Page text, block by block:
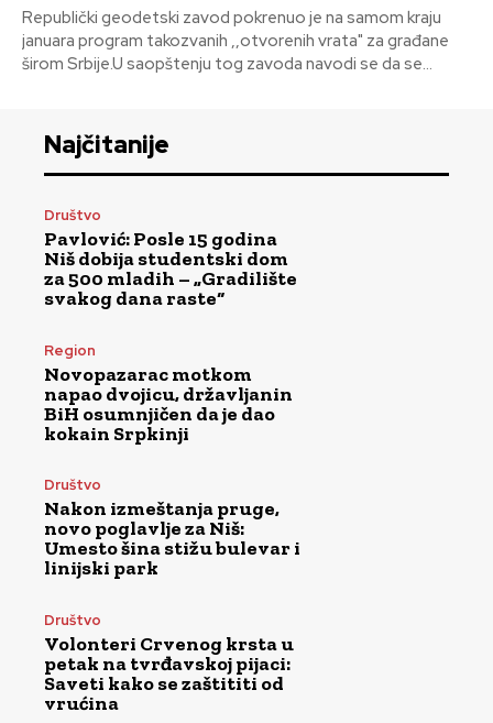
Republički geodetski zavod pokrenuo je na samom kraju
januara program takozvanih ,,otvorenih vrata" za građane
širom Srbije.U saopštenju tog zavoda navodi se da se...
Najčitanije
Društvo
Pavlović: Posle 15 godina
Niš dobija studentski dom
za 500 mladih – „Gradilište
svakog dana raste“
Region
Novopazarac motkom
napao dvojicu, državljanin
BiH osumnjičen da je dao
kokain Srpkinji
Društvo
Nakon izmeštanja pruge,
novo poglavlje za Niš:
Umesto šina stižu bulevar i
linijski park
Društvo
Volonteri Crvenog krsta u
petak na tvrđavskoj pijaci:
Saveti kako se zaštititi od
vrućina